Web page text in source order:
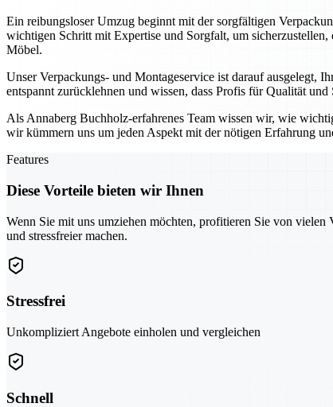
Ein reibungsloser Umzug beginnt mit der sorgfältigen
wichtigen Schritt mit Expertise und Sorgfalt, um
Möbel.
Unser Verpackungs- und Montageservice ist darauf ausgelegt,
entspannt zurücklehnen und wissen, dass Profis für Qualität
Als Annaberg Buchholz-erfahrenes Team wissen wir, wie
wir kümmern uns um jeden Aspekt mit der nötigen Erfahrung
Features
Diese Vorteile bieten wir Ihnen
Wenn Sie mit uns umziehen möchten, profitieren Sie von
und stressfreier machen.
Stressfrei
Unkompliziert Angebote einholen und vergleichen
Schnell